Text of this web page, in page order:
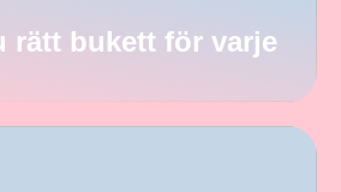
rätt bukett för varje